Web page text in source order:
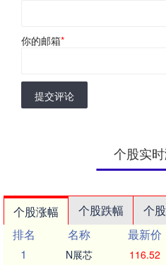
你的邮箱*
提交评论
个股实
个股涨幅 个股跌幅 个
排名
名称 最新价
1
N展芯 116.52